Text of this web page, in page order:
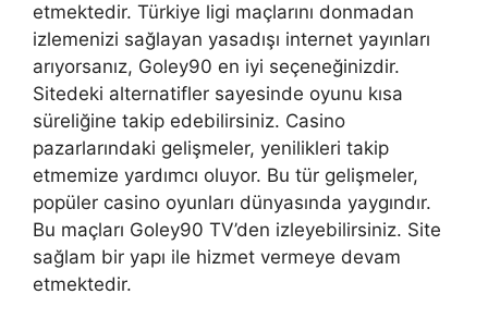
etmektedir. Türkiye ligi maçlarını donmadan
izlemenizi sağlayan yasadışı internet yayınları
arıyorsanız, Goley90 en iyi seçeneğinizdir.
Sitedeki alternatifler sayesinde oyunu kısa
süreliğine takip edebilirsiniz. Casino
pazarlarındaki gelişmeler, yenilikleri takip
etmemize yardımcı oluyor. Bu tür gelişmeler,
popüler casino oyunları dünyasında yaygındır.
Bu maçları Goley90 TV’den izleyebilirsiniz. Site
sağlam bir yapı ile hizmet vermeye devam
etmektedir.